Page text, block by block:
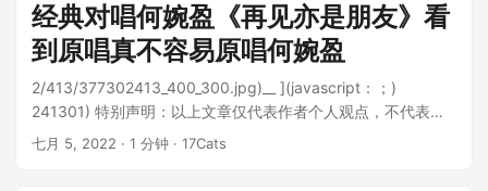
经典对唱何婉盈《再见亦是朋友》看
到原唱真不容易原唱何婉盈
2/413/377302413_400_300.jpg)__ ](javascript：；)
241301) 特别声明：以上文章仅代表作者个人观点，不代表新
浪的观点或立场。如果您对作品的内容、版权或其他问题有任
七月 5, 2022 · 1 分钟 · 17Cats